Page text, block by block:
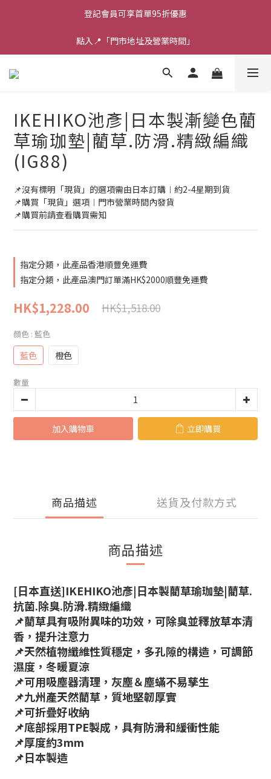
登記會員可享首單95折優惠
點入📍「門市地址及營業時間」
IKEHIKO池彥|日本製漸變色藺
草瑜珈墊|藺草.防滑.精緻編織
(IG88)
📌沒有標明「現貨」的選項需由日本訂購︱約2-4星期到貨
📌購買「現貨」選項︱門市營業時間內發貨
📌購買前請查看購買需知
指定分類，此產品香港順豐免運費
指定分類，此產品澳門訂單滿HK$2000順豐免運費
HK$1,228.00 HK$1,518.00
顏色 : 藍色
藍色 橙色
數量
加入購物車 立即購買
商品描述 送貨及付款方式
商品描述
[日本直送]IKEHIKO池彥|日本製藺草瑜珈墊|藺草.
抗菌.除臭.防滑.精緻編織
📌藺草具有吸附異味的功效，可除臭並釋放草本清
香，提升注意力
📌天然植物纖維性質穩定，多孔隙的構造，可調節
濕度，冬暖夏涼
📌可用吸塵器清理，灰塵＆塵蟎不易孳生
📌九州產天然藺草，質地堅韌厚實
📌可折疊好收納
📌底部採用TPE製成，具有防滑和緩衝性能
📌厚度約3mm
📌日本製造